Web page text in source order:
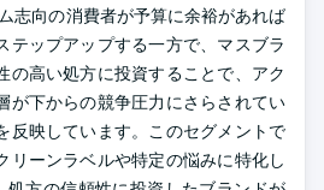
志向の消費者が予算に余裕があれば
テップアップする一方で、マスブラ
の高い処方に投資することで、アク
が下からの競争圧力にさらされてい
反映しています。このセグメントで
リーンラベルや特定の悩みに特化し